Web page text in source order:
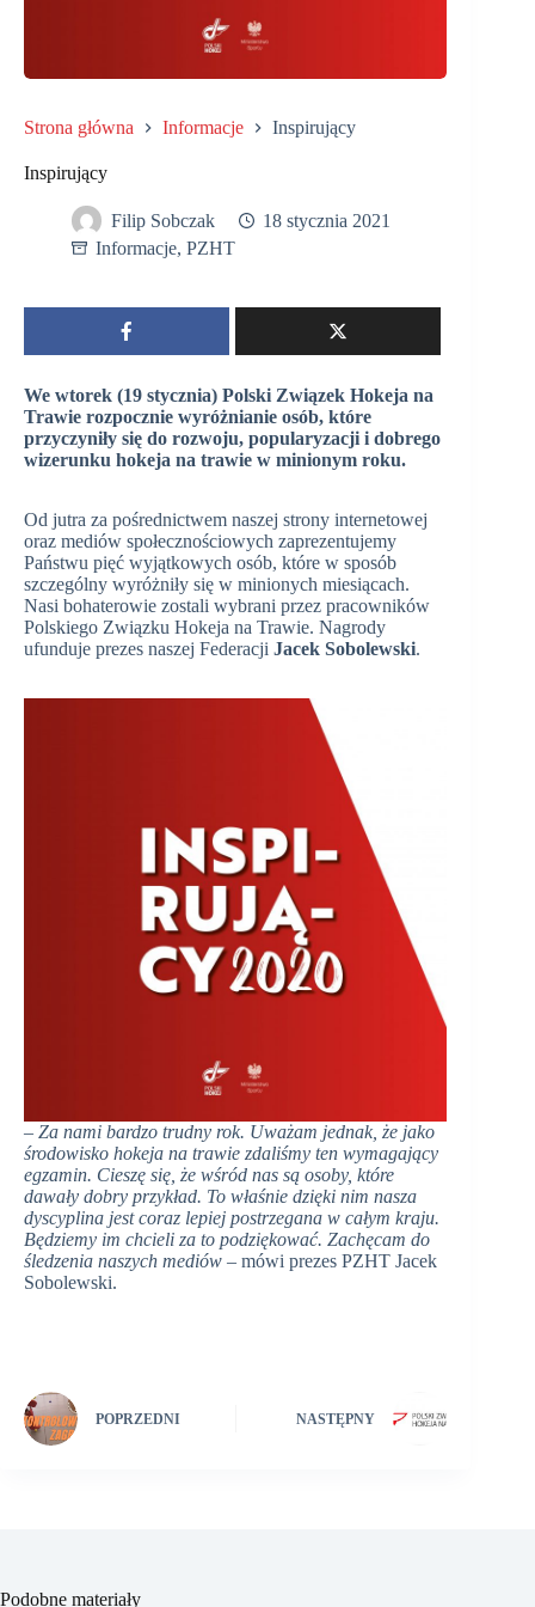
Strona główna Informacje Inspirujący
Inspirujący
Filip Sobczak
18 stycznia 2021
Informacje, PZHT
We wtorek (19 stycznia) Polski Związek Hokeja na
Trawie rozpocznie wyróżnianie osób, które
przyczyniły się do rozwoju, popularyzacji i dobrego
wizerunku hokeja na trawie w minionym roku.
Od jutra za pośrednictwem naszej strony internetowej
oraz mediów społecznościowych zaprezentujemy
Państwu pięć wyjątkowych osób, które w sposób
szczególny wyróżniły się w minionych miesiącach.
Nasi bohaterowie zostali wybrani przez pracowników
Polskiego Związku Hokeja na Trawie. Nagrody
ufunduje prezes naszej Federacji Jacek Sobolewski.
– Za nami bardzo trudny rok. Uważam jednak, że jako
środowisko hokeja na trawie zdaliśmy ten wymagający
egzamin. Cieszę się, że wśród nas są osoby, które
dawały dobry przykład. To właśnie dzięki nim nasza
dyscyplina jest coraz lepiej postrzegana w całym kraju.
Będziemy im chcieli za to podziękować. Zachęcam do
śledzenia naszych mediów – mówi prezes PZHT Jacek
Sobolewski.
POPRZEDNI NASTĘPNY
Podobne materiały